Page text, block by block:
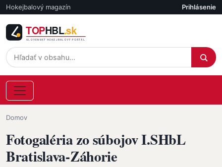
Skočiť na hlavný obsah
Hokejbalový magazín Účet
Prihlásenie
Omrvinka
Domov
Fotogaléria zo súbojov I.SHbL
Bratislava-Záhorie